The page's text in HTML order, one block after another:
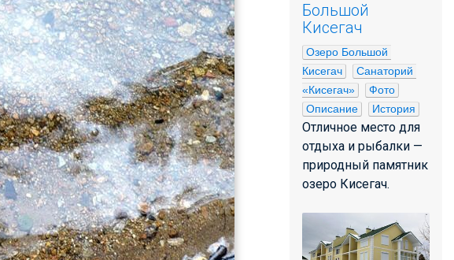
Большой
Кисегач
Озеро Большой
Кисегач
Санаторий
«Кисегач»
Фото
Описание
История
Отличное место для
отдыха и рыбалки —
природный памятник
озеро Кисегач.